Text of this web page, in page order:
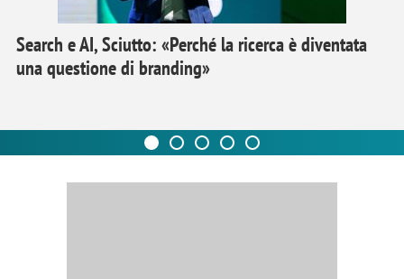
Search e AI, Sciutto: «Perché la ricerca è diventata
una questione di branding»